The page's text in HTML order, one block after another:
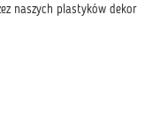
naszych plastyków dekor